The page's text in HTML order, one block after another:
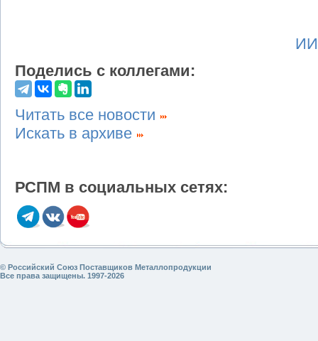
Поделись с коллегами:
Читать все новости
Искать в архиве
РСПМ в социальных сетях:
© Российский Союз Поставщиков Металлопродукции
Все права защищены. 1997-2026